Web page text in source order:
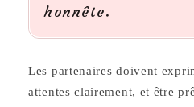
honnête.
Les partenaires doivent
attentes clairement, et être